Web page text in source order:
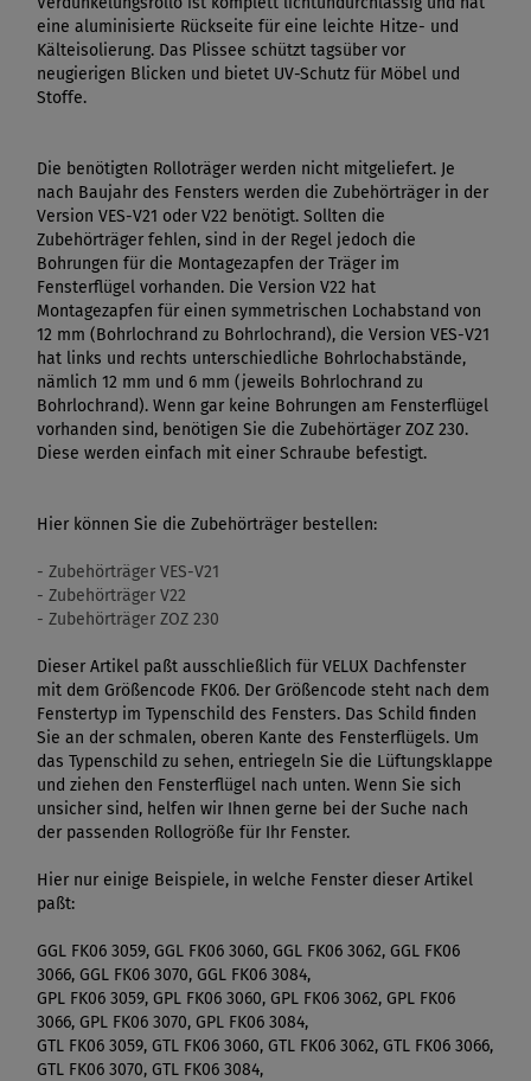
eine aluminisierte Rückseite für eine leichte Hitze- und
Kälteisolierung. Das Plissee schützt tagsüber vor
neugierigen Blicken und bietet UV-Schutz für Möbel und
Stoffe.
Die benötigten Rolloträger werden nicht mitgeliefert. Je
nach Baujahr des Fensters werden die Zubehörträger in der
Version VES-V21 oder V22 benötigt. Sollten die
Zubehörträger fehlen, sind in der Regel jedoch die
Bohrungen für die Montagezapfen der Träger im
Fensterflügel vorhanden. Die Version V22 hat
Montagezapfen für einen symmetrischen Lochabstand von
12 mm (Bohrlochrand zu Bohrlochrand), die Version VES-V21
hat links und rechts unterschiedliche Bohrlochabstände,
nämlich 12 mm und 6 mm (jeweils Bohrlochrand zu
Bohrlochrand). Wenn gar keine Bohrungen am Fensterflügel
vorhanden sind, benötigen Sie die Zubehörtäger ZOZ 230.
Diese werden einfach mit einer Schraube befestigt.
Hier können Sie die Zubehörträger bestellen:
- Zubehörträger VES-V21
- Zubehörträger V22
- Zubehörträger ZOZ 230
Dieser Artikel paßt ausschließlich für VELUX Dachfenster
mit dem Größencode FK06. Der Größencode steht nach dem
Fenstertyp im Typenschild des Fensters. Das Schild finden
Sie an der schmalen, oberen Kante des Fensterflügels. Um
das Typenschild zu sehen, entriegeln Sie die Lüftungsklappe
und ziehen den Fensterflügel nach unten. Wenn Sie sich
unsicher sind, helfen wir Ihnen gerne bei der Suche nach
der passenden Rollogröße für Ihr Fenster.
Hier nur einige Beispiele, in welche Fenster dieser Artikel
paßt:
GGL FK06 3059, GGL FK06 3060, GGL FK06 3062, GGL FK06
3066, GGL FK06 3070, GGL FK06 3084,
GPL FK06 3059, GPL FK06 3060, GPL FK06 3062, GPL FK06
3066, GPL FK06 3070, GPL FK06 3084,
GTL FK06 3059, GTL FK06 3060, GTL FK06 3062, GTL FK06 3066,
GTL FK06 3070, GTL FK06 3084,